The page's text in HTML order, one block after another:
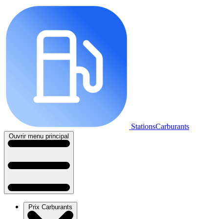
StationsCarburants
Ouvrir menu principal
Prix Carburants